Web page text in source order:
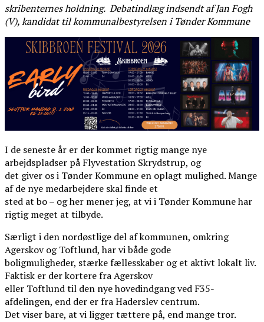
skribenternes holdning. Debatindlæg indsendt af Jan Fogh
(V), kandidat til kommunalbestyrelsen i Tønder Kommune
I de seneste år er der kommet rigtig mange nye
arbejdspladser på Flyvestation Skrydstrup, og
det giver os i Tønder Kommune en oplagt mulighed. Mange
af de nye medarbejdere skal finde et
sted at bo – og her mener jeg, at vi i Tønder Kommune har
rigtig meget at tilbyde.
Særligt i den nordøstlige del af kommunen, omkring
Agerskov og Toftlund, har vi både gode
boligmuligheder, stærke fællesskaber og et aktivt lokalt liv.
Faktisk er der kortere fra Agerskov
eller Toftlund til den nye hovedindgang ved F35-
afdelingen, end der er fra Haderslev centrum.
Det viser bare, at vi ligger tættere på, end mange tror.